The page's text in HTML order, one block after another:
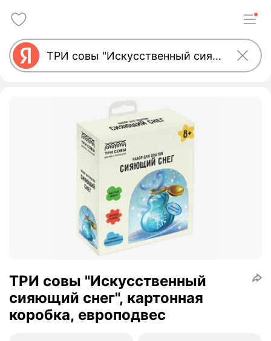
ТРИ совы "Искусственный
сияющий снег", картонная
коробка, европодвес